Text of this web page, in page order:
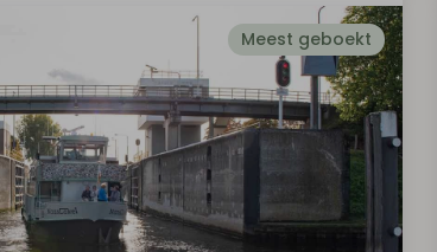
Meest geboekt